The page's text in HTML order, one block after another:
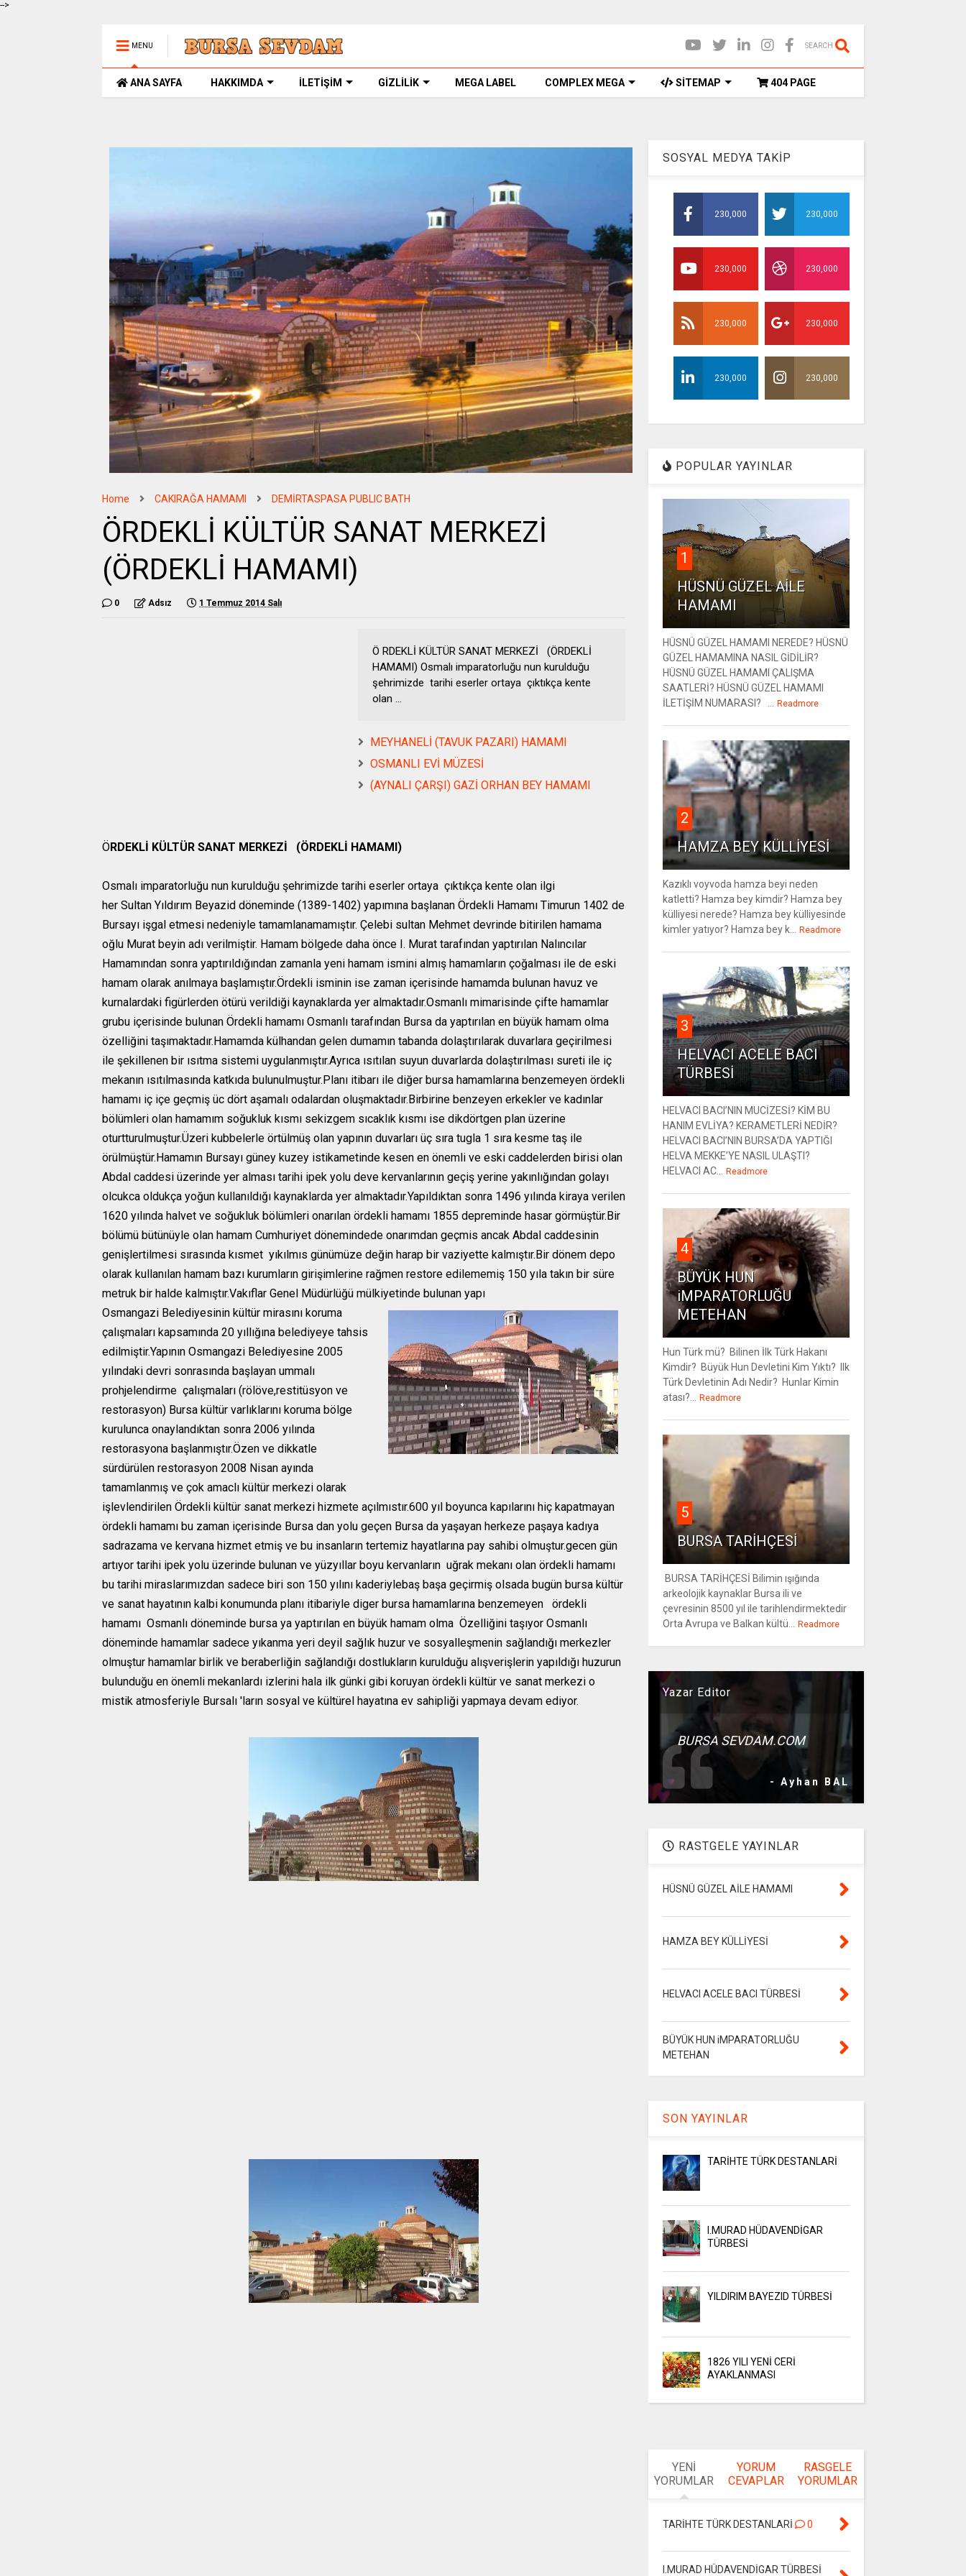
-->
MENU SEARCH
ANA SAYFA HAKKIMDA İLETİŞİM GİZLİLİK MEGA LABEL COMPLEX MEGA SİTEMAP 404 PAGE
Home CAKIRAĞA HAMAMI DEMİRTASPASA PUBLIC BATH
ÖRDEKLİ KÜLTÜR SANAT MERKEZİ
(ÖRDEKLİ HAMAMI)
0 Adsız 1 Temmuz 2014 Salı
Ö RDEKLİ KÜLTÜR SANAT MERKEZİ (ÖRDEKLİ
HAMAMI) Osmalı imparatorluğu nun kurulduğu
şehrimizde tarihi eserler ortaya çıktıkça kente
olan ...
MEYHANELİ (TAVUK PAZARI) HAMAMI
OSMANLI EVİ MÜZESİ
(AYNALI ÇARŞI) GAZİ ORHAN BEY HAMAMI
ÖRDEKLİ KÜLTÜR SANAT MERKEZİ (ÖRDEKLİ HAMAMI)
Osmalı imparatorluğu nun kurulduğu şehrimizde tarihi eserler ortaya çıktıkça kente olan ilgi
her Sultan Yıldırım Beyazid döneminde (1389-1402) yapımına başlanan Ördekli Hamamı Timurun 1402 de
Bursayı işgal etmesi nedeniyle tamamlanamamıştır. Çelebi sultan Mehmet devrinde bitirilen hamama
oğlu Murat beyin adı verilmiştir. Hamam bölgede daha önce I. Murat tarafından yaptırılan Nalıncılar
Hamamından sonra yaptırıldığından zamanla yeni hamam ismini almış hamamların çoğalması ile de eski
hamam olarak anılmaya başlamıştır.Ördekli isminin ise zaman içerisinde hamamda bulunan havuz ve
kurnalardaki figürlerden ötürü verildiği kaynaklarda yer almaktadır.Osmanlı mimarisinde çifte hamamlar
grubu içerisinde bulunan Ördekli hamamı Osmanlı tarafından Bursa da yaptırılan en büyük hamam olma
özelliğini taşımaktadır.Hamamda külhandan gelen dumamın tabanda dolaştırılarak duvarlara geçirilmesi
ile şekillenen bir ısıtma sistemi uygulanmıştır.Ayrıca ısıtılan suyun duvarlarda dolaştırılması sureti ile iç
mekanın ısıtılmasında katkıda bulunulmuştur.Planı itibarı ile diğer bursa hamamlarına benzemeyen ördekli
hamamı iç içe geçmiş üc dört aşamalı odalardan oluşmaktadır.Birbirine benzeyen erkekler ve kadınlar
bölümleri olan hamamım soğukluk kısmı sekizgem sıcaklık kısmı ise dikdörtgen plan üzerine
oturtturulmuştur.Üzeri kubbelerle örtülmüş olan yapının duvarları üç sıra tugla 1 sıra kesme taş ile
örülmüştür.Hamamın Bursayı güney kuzey istikametinde kesen en önemli ve eski caddelerden birisi olan
Abdal caddesi üzerinde yer alması tarihi ipek yolu deve kervanlarının geçiş yerine yakınlığından golayı
olcukca oldukça yoğun kullanıldığı kaynaklarda yer almaktadır.Yapıldıktan sonra 1496 yılında kiraya verilen
1620 yılında halvet ve soğukluk bölümleri onarılan ördekli hamamı 1855 depreminde hasar görmüştür.Bir
bölümü bütünüyle olan hamam Cumhuriyet dönemindede onarımdan geçmis ancak Abdal caddesinin
genişlertilmesi sırasında kısmet yıkılmıs günümüze değin harap bir vaziyette kalmıştır.Bir dönem depo
olarak kullanılan hamam bazı kurumların girişimlerine rağmen restore edilememiş 150 yıla takın bir süre
metruk bir halde kalmıştır.Vakıflar Genel Müdürlüğü mülkiyetinde bulunan yapı
Osmangazi Belediyesinin kültür mirasını koruma
çalışmaları kapsamında 20 yıllığına belediyeye tahsis
edilmiştir.Yapının Osmangazi Belediyesine 2005
yılındaki devri sonrasında başlayan ummalı
prohjelendirme çalışmaları (rölöve,restitüsyon ve
restorasyon) Bursa kültür varlıklarını koruma bölge
kurulunca onaylandıktan sonra 2006 yılında
restorasyona başlanmıştır.Özen ve dikkatle
sürdürülen restorasyon 2008 Nisan ayında
tamamlanmış ve çok amaclı kültür merkezi olarak
işlevlendirilen Ördekli kültür sanat merkezi hizmete açılmıstır.600 yıl boyunca kapılarını hiç kapatmayan
ördekli hamamı bu zaman içerisinde Bursa dan yolu geçen Bursa da yaşayan herkeze paşaya kadıya
sadrazama ve kervana hizmet etmiş ve bu insanların tertemiz hayatlarına pay sahibi olmuştur.gecen gün
artıyor tarihi ipek yolu üzerinde bulunan ve yüzyıllar boyu kervanların uğrak mekanı olan ördekli hamamı
bu tarihi miraslarımızdan sadece biri son 150 yılını kaderiylebaş başa geçirmiş olsada bugün bursa kültür
ve sanat hayatının kalbi konumunda planı itibariyle diger bursa hamamlarına benzemeyen ördekli
hamamı Osmanlı döneminde bursa ya yaptırılan en büyük hamam olma Özelliğini taşıyor Osmanlı
döneminde hamamlar sadece yıkanma yeri deyil sağlık huzur ve sosyalleşmenin sağlandığı merkezler
olmuştur hamamlar birlik ve beraberliğin sağlandığı dostlukların kurulduğu alışverişlerin yapıldığı huzurun
bulunduğu en önemli mekanlardı izlerini hala ilk günki gibi koruyan ördekli kültür ve sanat merkezi o
mistik atmosferiyle Bursalı 'ların sosyal ve kültürel hayatına ev sahipliği yapmaya devam ediyor.
SOSYAL MEDYA TAKİP
230,000 230,000
230,000 230,000
230,000 230,000
230,000 230,000
POPULAR YAYINLAR
1
HÜSNÜ GÜZEL AİLE
HAMAMI
HÜSNÜ GÜZEL HAMAMI NEREDE? HÜSNÜ
GÜZEL HAMAMINA NASIL GİDİLİR?
HÜSNÜ GÜZEL HAMAMI ÇALIŞMA
SAATLERİ? HÜSNÜ GÜZEL HAMAMI
İLETİŞİM NUMARASI? ...
Readmore
2
HAMZA BEY KÜLLİYESİ
Kazıklı voyvoda hamza beyi neden
katletti? Hamza bey kimdir? Hamza bey
külliyesi nerede? Hamza bey külliyesinde
kimler yatıyor? Hamza bey k...
Readmore
3
HELVACI ACELE BACI
TÜRBESİ
HELVACI BACI’NIN MUCİZESİ? KİM BU
HANIM EVLİYA? KERAMETLERİ NEDİR?
HELVACI BACI’NIN BURSA’DA YAPTIĞI
HELVA MEKKE’YE NASIL ULAŞTI?
HELVACI AC...
Readmore
4
BÜYÜK HUN
iMPARATORLUĞU
METEHAN
Hun Türk mü? Bilinen İlk Türk Hakanı
Kimdir? Büyük Hun Devletini Kim Yıktı? Ilk
Türk Devletinin Adı Nedir? Hunlar Kimin
atası?...
Readmore
5
BURSA TARİHÇESİ
BURSA TARİHÇESİ Bilimin ışığında
arkeolojik kaynaklar Bursa ili ve
çevresinin 8500 yıl ile tarihlendirmektedir
Orta Avrupa ve Balkan kültü...
Readmore
Yazar Editor
BURSA SEVDAM.COM
- Ayhan BAL
RASTGELE YAYINLAR
HÜSNÜ GÜZEL AİLE HAMAMI
HAMZA BEY KÜLLİYESİ
HELVACI ACELE BACI TÜRBESİ
BÜYÜK HUN iMPARATORLUĞU
METEHAN
SON YAYINLAR
TARİHTE TÜRK DESTANLARİ
I.MURAD HÜDAVENDİGAR
TÜRBESİ
YILDIRIM BAYEZID TÜRBESİ
1826 YILI YENİ CERİ
AYAKLANMASI
YENİ
YORUMLAR
YORUM
CEVAPLAR
RASGELE
YORUMLAR
TARİHTE TÜRK DESTANLARİ 0
I.MURAD HÜDAVENDİGAR TÜRBESİ